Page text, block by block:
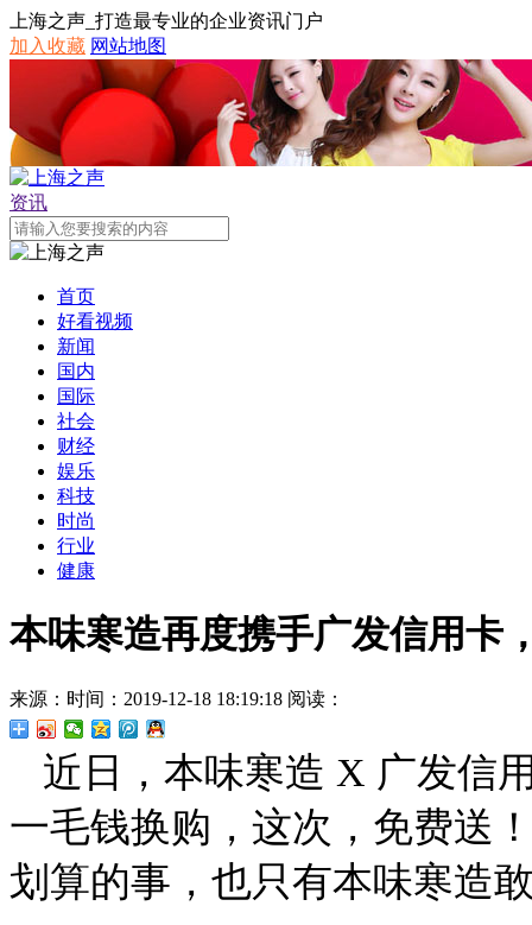
上海之声_打造最专业的企业资讯门户
加入收藏 网站地图
资讯
首页
好看视频
新闻
国内
国际
社会
财经
娱乐
科技
时尚
行业
健康
本味寒造再度携手广发信用卡
来源： 时间：2019-12-18 18:19:18 阅读：
近日，本味寒造 X 广发信
一毛钱换购，这次，免费送
划算的事，也只有本味寒造